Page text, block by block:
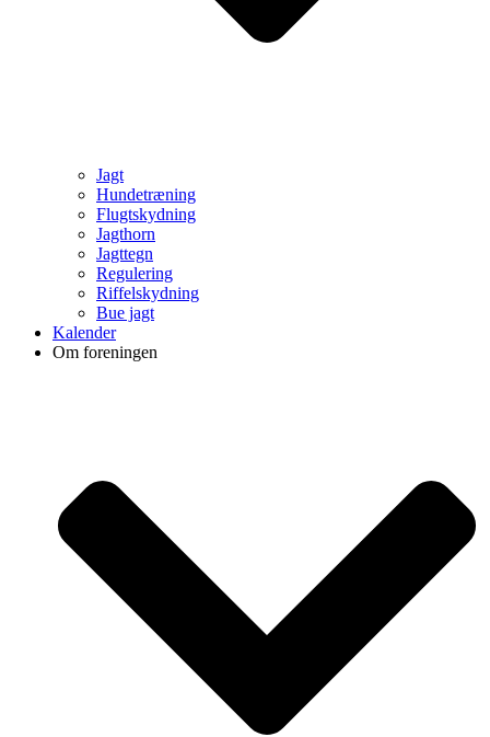
Jagt
Hundetræning
Flugtskydning
Jagthorn
Jagttegn
Regulering
Riffelskydning
Bue jagt
Kalender
Om foreningen